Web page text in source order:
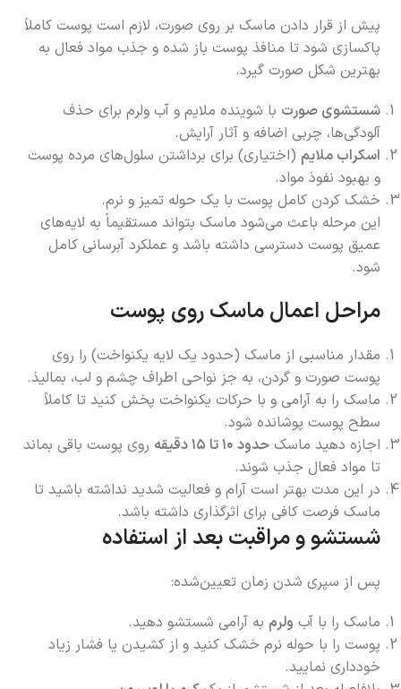
پیش از قرار دادن ماسک بر روی صورت، لازم است پوست کاملاً
پاکسازی شود تا منافذ پوست باز شده و جذب مواد فعال به
بهترین شکل صورت گیرد.
شستشوی صورت با شوینده ملایم و آب ولرم برای حذف
آلودگی‌ها، چربی اضافه و آثار آرایش.
اسکراب ملایم (اختیاری) برای برداشتن سلول‌های مرده پوست
و بهبود نفوذ مواد.
خشک کردن کامل پوست با یک حوله تمیز و نرم.
این مرحله باعث می‌شود ماسک بتواند مستقیماً به لایه‌های
عمیق پوست دسترسی داشته باشد و عملکرد آبرسانی کامل
شود.
مراحل اعمال ماسک روی پوست
مقدار مناسبی از ماسک (حدود یک لایه یکنواخت) را روی
پوست صورت و گردن، به جز نواحی اطراف چشم و لب، بمالیذ.
ماسک را به آرامی و با حرکات یکنواخت پخش کنید تا کاملاً
سطح پوست پوشانده شود.
اجازه دهید ماسکحدود ۱۰ تا ۱۵ دقیقه
روی پوست باقی بماند
تا مواد فعال جذب شوند.
در این مدت بهتر است آرام و فعالیت شدید نداشته باشید تا
ماسک فرصت کافی برای اثرگذاری داشته باشد.
شستشو و مراقبت بعد از استفاده
پس از سپری شدن زمان تعیین‌شده:
ماسک را با آب ولرم به آرامی شستشو دهید.
پوست را با حوله نرم خشک کنید و از کشیدن یا فشار زیاد
خودداری نمایید.